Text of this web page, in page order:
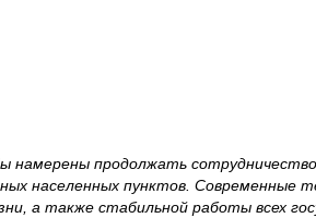
продолжать
населенных пунктов. Современные
а также стабильной работы всех